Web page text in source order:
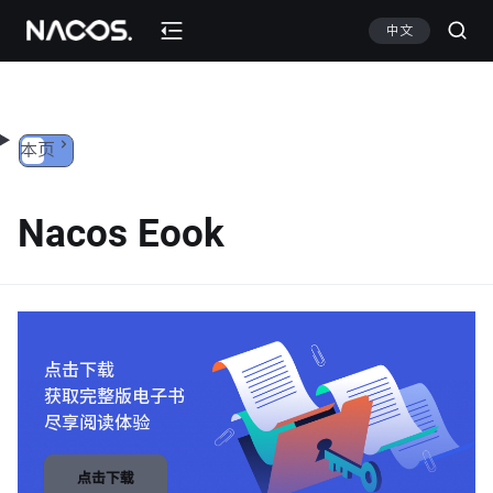
跳转到内容 中文
本页
Nacos Eook
点击下载
获取完整版电子书
尽享阅读体验
点击下载